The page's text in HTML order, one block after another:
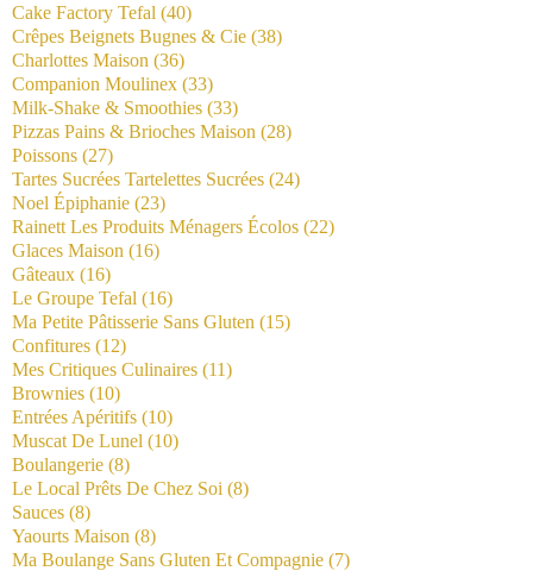
Cake Factory Tefal (40)
Crêpes Beignets Bugnes & Cie (38)
Charlottes Maison (36)
Companion Moulinex (33)
Milk-Shake & Smoothies (33)
Pizzas Pains & Brioches Maison (28)
Poissons (27)
Tartes Sucrées Tartelettes Sucrées (24)
Noel Épiphanie (23)
Rainett Les Produits Ménagers Écolos (22)
Glaces Maison (16)
Gâteaux (16)
Le Groupe Tefal (16)
Ma Petite Pâtisserie Sans Gluten (15)
Confitures (12)
Mes Critiques Culinaires (11)
Brownies (10)
Entrées Apéritifs (10)
Muscat De Lunel (10)
Boulangerie (8)
Le Local Prêts De Chez Soi (8)
Sauces (8)
Yaourts Maison (8)
Ma Boulange Sans Gluten Et Compagnie (7)